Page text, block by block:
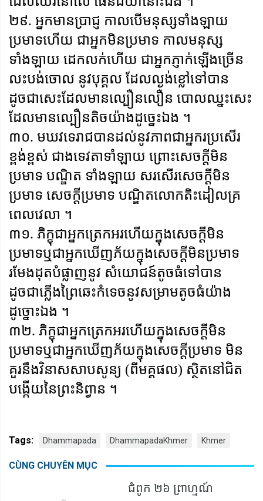
២៩. អ្នកមានប្រាជ្ញ កាលបើមនុស្សទាំងឡាយ
ប្រមាទហើយ ជាអ្នកមិនប្រមាទ កាលមនុស្ស
ទាំងឡាយ ដេកលក់ហើយ ជាអ្នកភ្ញាក់ឡើងច្រើន
លះបង់ចោល នូវបុគ្គល ដែលល្ងង់ខ្លៅទៅបាន
ដូចជាសេះដែលមានល្បឿនលឿន បោលឈ្នះសេះ
ដែលមានល្បឿនតិចយ៉ាងដូច្នេះឯង ។
៣០. មឃវទេរាជបានដល់នូវភាពជាអ្នករប្រសើរ
ខ្ពង់ខ្ពស់ ជាងទេវតាទាំឡាយ ព្រោះសេចក្តីមិន
ប្រមាទ បណ្ឌិត ទាំងឡាយ សរសើរសេចក្តីមិន
ប្រមាទ សេចក្តីប្រមាទ បណ្ឌិតលោកតិះដៀលគ្រ
ពេលវេលា ។
៣១. ភិក្ខុជាអ្នកត្រេកអរហើយក្នុងសេចក្តីមិន
ប្រមាទឬជាអ្នកឃើញភ័យក្នុងសេចក្តីមិនប្រមាទ
រមែងដុតបំផ្លាញនូវ សំយោជន៍តូចធំទៅបាន
ដូចជាភ្លើងព្រៃឆេះកំទេចនូវសម្រាមតូចធំយ៉ាង
ដូច្នោះឯង ។
៣២. ភិក្ខុជាអ្នកត្រេកអរហើយក្នុងសេចក្តីមិន
ប្រមាទឬជាអ្នកឃើញភ័យក្នុងសេចក្តីប្រមាទ មិន
គួរនឹងវិនាសសាបសូន្យ (ពីមគ្គផល) ស្ថិតនៅជិត
បង្កើយនៃព្រះនិព្វាន ។
Tags: Dhammapada DhammapadaKhmer Khmer
CÙNG CHUYÊN MỤC
ជំពូក ២៦ ព្រាហ្មណ៍